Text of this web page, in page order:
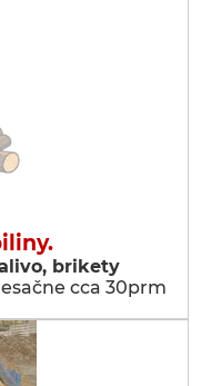
brikety
cca 30prm